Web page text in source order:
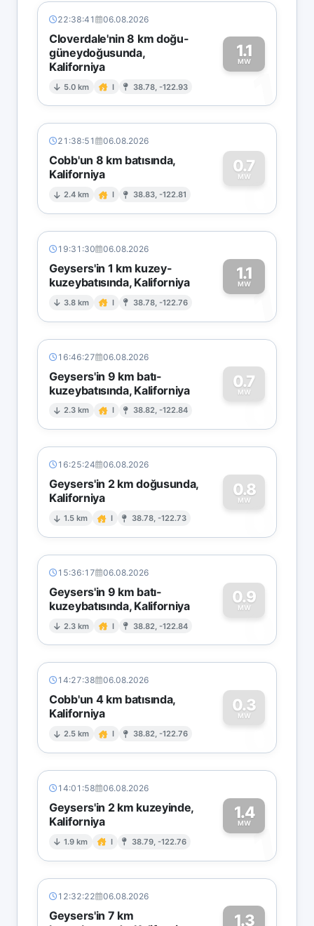
22:38:41 06.08.2026
Cloverdale'nin 8 km doğu-
güneydoğusunda,
Kaliforniya
5.0 km I 38.78, -122.93
1.1
MW
1
21:38:51 06.08.2026
Cobb'un 8 km batısında,
Kaliforniya
2.4 km I 38.83, -122.81
0.7
MW
0
19:31:30 06.08.2026
Geysers'in 1 km kuzey-
kuzeybatısında, Kaliforniya
3.8 km I 38.78, -122.76
1.1
MW1
16:46:27 06.08.2026
Geysers'in 9 km batı-
kuzeybatısında, Kaliforniya
2.3 km I 38.82, -122.84
0.7
MW
0
16:25:24 06.08.2026
Geysers'in 2 km doğusunda,
Kaliforniya
1.5 km I 38.78, -122.73
0.8
MW
0
15:36:17 06.08.2026
Geysers'in 9 km batı-
kuzeybatısında, Kaliforniya
2.3 km I 38.82, -122.84
0.9
MW
0
14:27:38 06.08.2026
Cobb'un 4 km batısında,
Kaliforniya
2.5 km I 38.82, -122.76
0.3
MW
0
14:01:58 06.08.2026
Geysers'in 2 km kuzeyinde,
Kaliforniya
1.9 km I 38.79, -122.76
1.4
MW1
12:32:22 06.08.2026
Geysers'in 7 km
1.3